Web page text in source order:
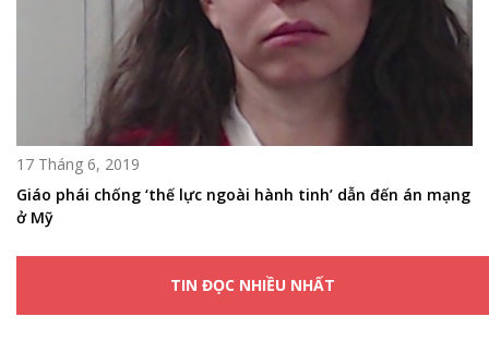
17 Tháng 6, 2019
Giáo phái chống ‘thế lực ngoài hành tinh’ dẫn đến án mạng
ở Mỹ
TIN ĐỌC NHIỀU NHẤT